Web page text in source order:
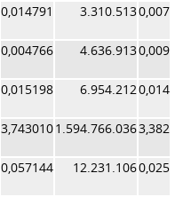
0,014791 3.310.513
0,004766 4.636.913
0,015198 6.954.212
3,7430101.594.766.036
0,057144 12.231.106